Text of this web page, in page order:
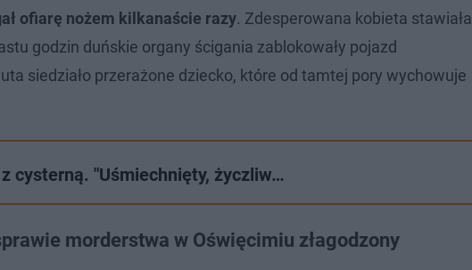
ofiarę nożem kilkanaście razy. Zdesperowana kobieta stawiała
godzin duńskie organy ścigania zablokowały pojazd
siedziało przerażone dziecko, które od tamtej pory wychowuje
cysterną. "Uśmiechnięty, życzliw…
morderstwa w Oświęcimiu złagodzony